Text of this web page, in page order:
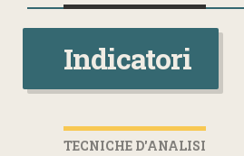
Indicatori
TECNICHE D'ANALISI